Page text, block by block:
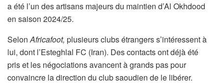
a été l’un des artisans majeurs du maintien d’Al Okhdood
en saison 2024/25.
SelonAfricafoot, plusieurs clubs étrangers s’intéressent à
lui, dont l’Esteghlal FC (Iran). Des contacts ont déjà été
pris et les négociations avancent à grands pas pour
convaincre la direction du club saoudien de le libérer.